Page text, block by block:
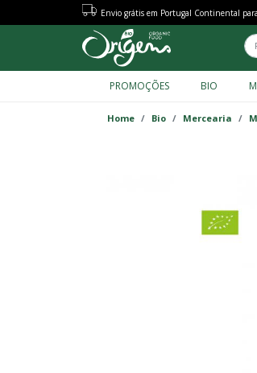
Envio grátis em Portugal Continental
FACET MENU
PROMOÇÕES BIO
Home Bio Mercearia